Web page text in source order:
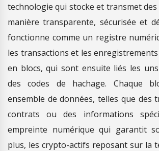
technologie qui stocke et transmet
manière transparente, sécurisée et
fonctionne comme un registre
les transactions et les
en blocs, qui sont ensuite liés les
des codes de hachage. Chaque
ensemble de données, telles que des
contrats ou des informations
empreinte numérique qui garantit
plus, les crypto-actifs reposant sur la